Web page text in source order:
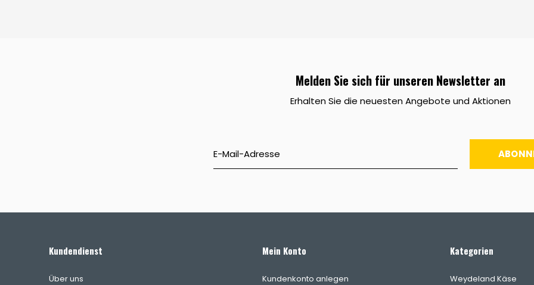
Melden Sie sich für unseren Newsletter an
Erhalten Sie die neuesten Angebote und Aktionen
Kundendienst
Über uns
Mein Konto
Kundenkonto anlegen
Kategorien
Weydeland Käse